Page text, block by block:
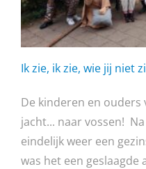
Ik zie, ik zie, wie jij niet
De kinderen en ouders
jacht... naar vossen!
eindelijk weer een
was het een